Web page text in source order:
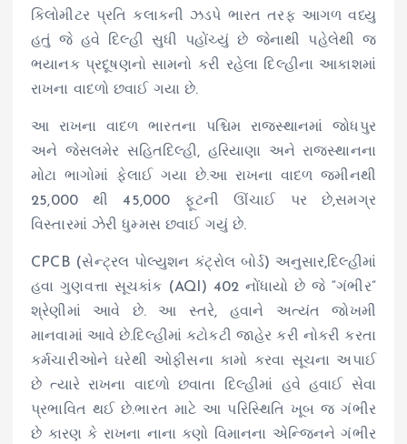
કિલોમીટર પ્રતિ કલાકની ઝડપે ભારત તરફ આગળ વધ્યુ
હતું જે હવે દિલ્હી સુધી પહોંચ્યું છે જેનાથી પહેલેથી જ
ભયાનક પ્રદૂષણનો સામનો કરી રહેલા દિલ્હીના આકાશમાં
રાખના વાદળો છવાઈ ગયા છે.
આ રાખના વાદળ ભારતના પશ્ચિમ રાજસ્થાનમાં જોધપુર
અને જેસલમેર સહિતદિલ્હી, હરિયાણા અને રાજસ્થાનના
મોટા ભાગોમાં ફેલાઈ ગયા છે.આ રાખના વાદળ જમીનથી
25,000 થી 45,000 ફૂટની ઊંચાઈ પર છે,સમગ્ર
વિસ્તારમાં ઝેરી ધુમ્મસ છવાઈ ગયું છે.
CPCB (સેન્ટ્રલ પોલ્યુશન કંટ્રોલ બોર્ડ) અનુસાર,દિલ્હીમાં
હવા ગુણવત્તા સૂચકાંક (AQI) 402 નોંધાયો છે જે “ગંભીર”
શ્રેણીમાં આવે છે. આ સ્તરે, હવાને અત્યંત જોખમી
માનવામાં આવે છે.દિલ્હીમાં કટોકટી જાહેર કરી નોકરી કરતા
કર્મચારીઓને ઘરેથી ઓફીસના કામો કરવા સૂચના અપાઈ
છે ત્યારે રાખના વાદળો છવાતા દિલ્હીમાં હવે હવાઈ સેવા
પ્રભાવિત થઈ છે.ભારત માટે આ પરિસ્થિતિ ખૂબ જ ગંભીર
છે કારણ કે રાખના નાના કણો વિમાનના એન્જિનને ગંભીર